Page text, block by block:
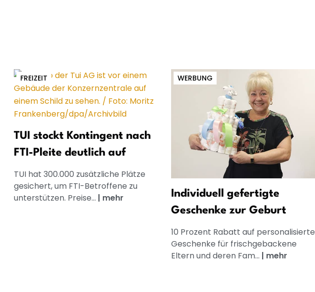
FREIZEIT
TUI stockt Kontingent nach
FTI-Pleite deutlich auf
TUI hat 300.000 zusätzliche Plätze
gesichert, um FTI-Betroffene zu
unterstützen. Preise... | mehr
WERBUNG
Individuell gefertigte
Geschenke zur Geburt
10 Prozent Rabatt auf personalisierte
Geschenke für frischgebackene
Eltern und deren Fam... | mehr